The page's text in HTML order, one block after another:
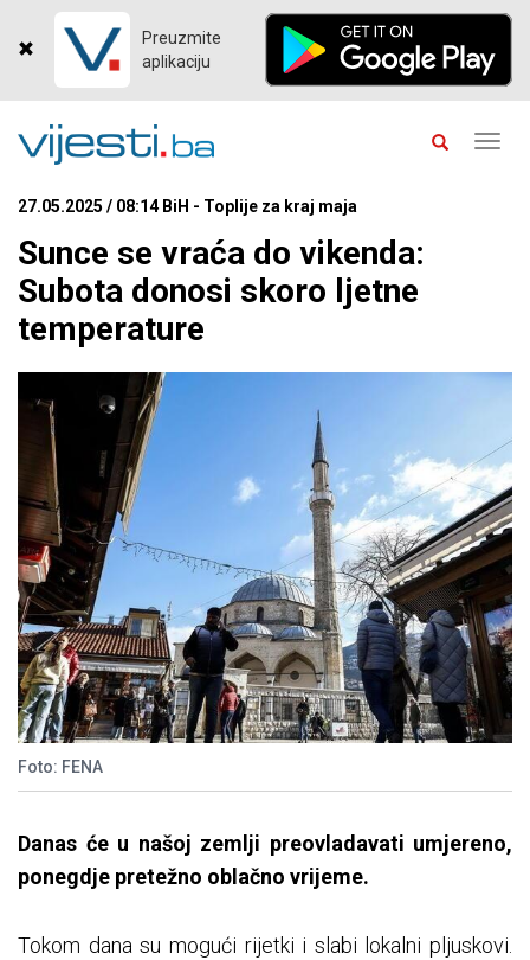
Preuzmite
aplikaciju
27.05.2025 / 08:14 BiH - Toplije za kraj maja
Sunce se vraća do vikenda:
Subota donosi skoro ljetne
temperature
Foto: FENA
Danas će u našoj zemlji preovladavati umjereno,
ponegdje pretežno oblačno vrijeme.
Tokom dana su mogući rijetki i slabi lokalni pljuskovi.